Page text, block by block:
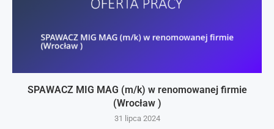
SPAWACZ MIG MAG (m/k) w renomowanej firmie
(Wrocław )
31 lipca 2024